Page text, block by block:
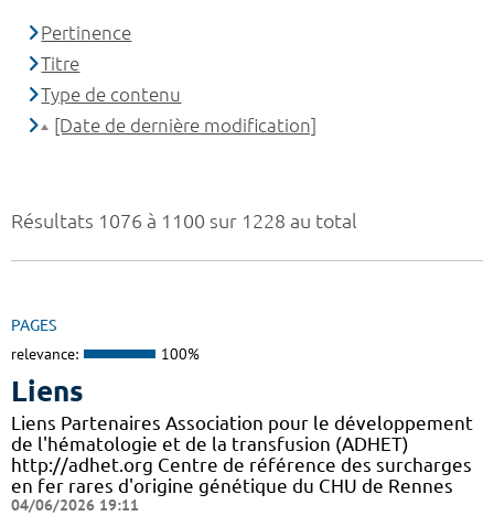
Résultats 1076 à 1100 sur 1228 au total
PAGES
relevance: 100%
Liens
Liens Partenaires Association pour le développement
de l'hématologie et de la transfusion (ADHET)
http://adhet.org Centre de référence des surcharges
en fer rares d'origine génétique du CHU de Rennes
04/06/2026 19:11
Pertinence
Titre
Type de contenu
[Date de dernière modification]